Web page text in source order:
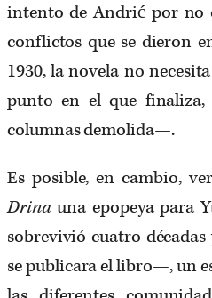
intento de Andrić por no
conflictos que se dieron
1930, la novela no
punto en el que
columnas demolida—.
Es posible, en cambio,
Drinauna epopeya para
sobrevivió cuatro décadas
se publicara el libro—, un